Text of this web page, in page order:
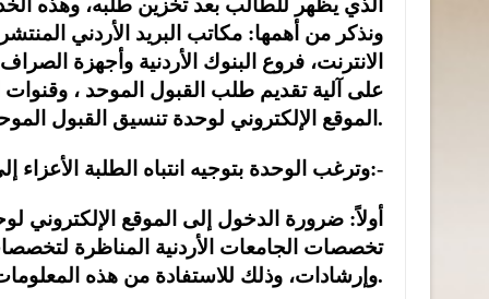
الذي يظهر للطالب بعد تخزين طلبه، وهذه
ونذكر من أهمها: مكاتب البريد الأردني
الانترنت، فروع البنوك الأردنية وأجهزة
على آلية تقديم طلب القبول الموحد ، وقنوات
الموقع الإلكتروني لوحدة تنسيق القبول .
وترغب الوحدة بتوجيه انتباه الطلبة الأعزاء:-
أولاً: ضرورة الدخول إلى الموقع الإلكتروني
تخصصات الجامعات الأردنية المناظرة
وإرشادات، وذلك للاستفادةمن هذه .